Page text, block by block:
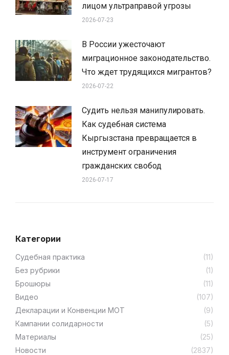
лицом ультраправой угрозы
2026-07-23
В России ужесточают
миграционное законодательство.
Что ждет трудящихся мигрантов?
2026-07-22
Судить нельзя манипулировать.
Как судебная система
Кыргызстана превращается в
инструмент ограничения
гражданских свобод
2026-07-17
Категории
Cудебная практика
(11)
Без рубрики
(1)
Брошюры
(11)
Видео
(107)
Декларации и Конвенции МОТ
(9)
Кампании солидарности
(5)
Материалы
(25)
Новости
(2837)